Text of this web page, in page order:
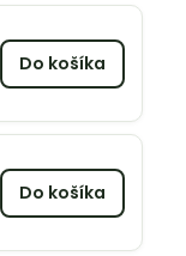
Do košíka
Do košíka